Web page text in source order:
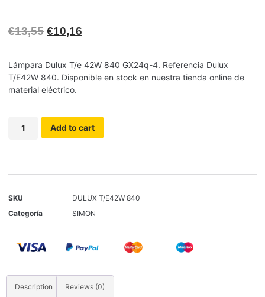
€13,55 €10,16
Lámpara Dulux T/e 42W 840 GX24q-4. Referencia Dulux
T/E42W 840. Disponible en stock en nuestra tienda online de
material eléctrico.
Add to cart
SKU
DULUX T/E42W 840
Categoría
SIMON
Description Reviews (0)